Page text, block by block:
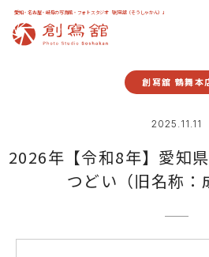
愛知・名古屋・岐阜の写真館・フォトスタジオ「創寫舘（そうしゃかん）」
創寫舘 鶴舞本
2025.11.11
2026年【令和8年】愛知
つどい（旧名称：